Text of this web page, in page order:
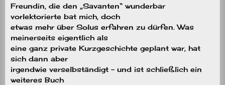
Freundin, die den „Savanten“ wunderbar
vorlektorierte bat mich, doch
etwas mehr über Solus erfahren zu dürfen. Was
meinerseits eigentlich als
eine ganz private Kurzgeschichte geplant war, hat
sich dann aber
irgendwie verselbständigt – und ist schließlich ein
weiteres Buch